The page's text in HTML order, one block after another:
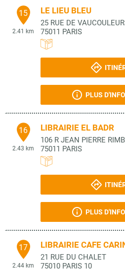
15
2.41 km
LE LIEU BLEU
25 RUE DE
75011 PARIS
PLUS
16
2.43 km
LIBRAIRIE EL BADR
106 R JEAN PIERRE
75011 PARIS
PLUS
17
2.44 km
LIBRAIRIE CAFE
21 RUE DU CHALET
75010 PARIS 10